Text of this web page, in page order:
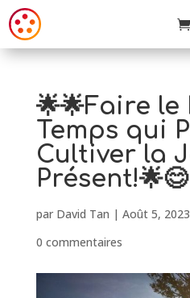
🌟🌟Faire
Temps qui
Cultiver la
Présent!🌟😊
par David Tan | Août 5, 2023
0 commentaires